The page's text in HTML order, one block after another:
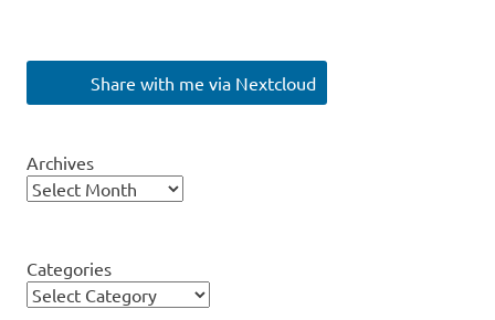
Share with me via Nextcloud
Archives
Categories